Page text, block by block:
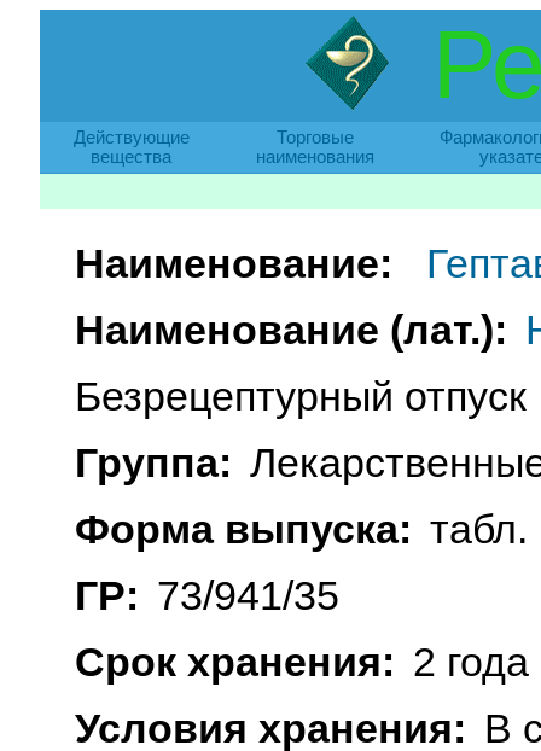
Действующие
вещества
Торговые
наименования
Наименование:
Наименование (лат.):
Безрецептурный отпуск
Группа:
Форма выпуска:
ГР: 73/941/35
Срок хранения: 2 года
Условия хранения: В